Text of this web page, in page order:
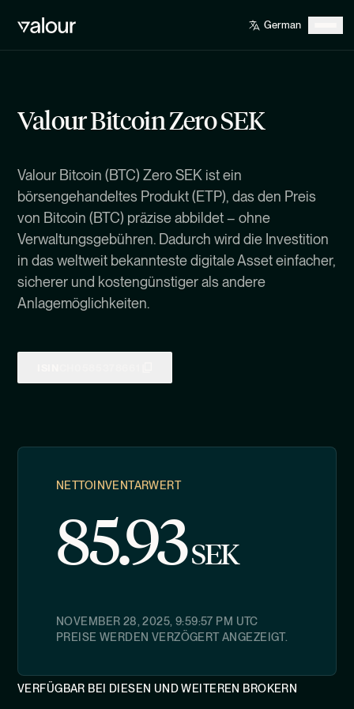
Valour Bitcoin Zero SEK
Valour Bitcoin (BTC) Zero SEK ist ein
börsengehandeltes Produkt (ETP), das den Preis
von Bitcoin (BTC) präzise abbildet – ohne
Verwaltungsgebühren. Dadurch wird die Investition
in das weltweit bekannteste digitale Asset einfacher,
sicherer und kostengünstiger als andere
Anlagemöglichkeiten.
NETTOINVENTARWERT
85.93SEK
NOVEMBER 28, 2025, 9:59:57 PM UTC
PREISE WERDEN VERZÖGERT ANGEZEIGT.
VERFÜGBAR BEI DIESEN UND WEITEREN BROKERN